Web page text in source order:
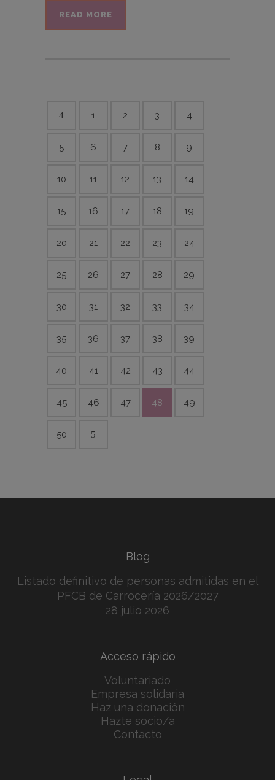
READ MORE
1 2 3 4
5 6 7 8 9
10 11 12 13 14
15 16 17 18 19
20 21 22 23 24
25 26 27 28 29
30 31 32 33 34
35 36 37 38 39
40 41 42 43 44
45 46 47 48 49
50
Blog
Listado definitivo de personas admitidas en el
PFCB de Carrocería 2026/2027
28 julio 2026
Acceso rápido
Voluntariado
Empresa solidaria
Haz una donación
Hazte socio/a
Contacto